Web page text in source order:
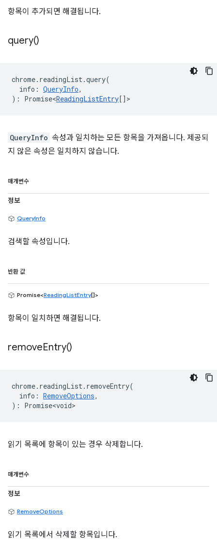
항목이 추가되면 해결됩니다.
query()
chrome. readingList .query(
info : QueryInfo,
) : Promise<ReadingListEntry[] >
QueryInfo 속성과 일치하는 모든 항목을 가져옵니다. 제공되
지 않은 속성은 일치하지 않습니다.
매개변수
정보
QueryInfo
검색할 속성입니다.
반환 값
Promise<ReadingListEntry[]>
항목이 일치하면 해결됩니다.
removeEntry()
chrome. readingList . removeEntry(
info : RemoveOptions,
) : Promise<void>
읽기 목록에 항목이 있는 경우 삭제합니다.
매개변수
정보
RemoveOptions
읽기 목록에서 삭제할 항목입니다.